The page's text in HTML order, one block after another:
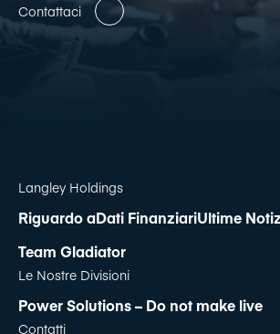
Contattaci
Langley Holdings
Riguardo aDati FinanziariUltime
Team Gladiator
Le Nostre Divisioni
Power Solutions – Do not make live
Contatti